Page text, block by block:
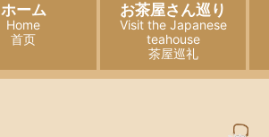
ホーム
Home
首页
お茶屋さん巡り
Visit the Japanese
teahouse
茶屋巡礼